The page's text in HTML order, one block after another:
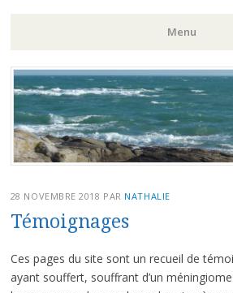
Menu
Aller
au
contenu
principal
28 NOVEMBRE 2018 PAR NATHALIE
Témoignages
Ces pages du site sont un recueil de
ayant souffert, souffrant d’un